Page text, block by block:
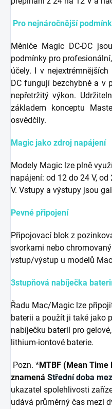
Pro nejnáročnější
Měniče Magic DC-DC
podmínky pro
účely. I v
DC fungují bezchybně a v
nepřetržitý výkon.
základem konceptu
osvědčily.
Magic jako zdroj napájení
Modely Magic lze plně
napájení: od 12 do 24 V,
V. Vstupy a výstupy jsou
Pevné připojení
Připojovací blok z
svorkami nebo
vstup/výstup u modelů
3stupňová nabíječka
Řadu Mac/Magic lze
baterii a použít ji také jako
nabíječku baterií pro
lithium-iontové baterie.
Pozn. *MTBF (Mean
znamená Střední doba
ukazatel spolehlivosti
udává průměrný čas mezi